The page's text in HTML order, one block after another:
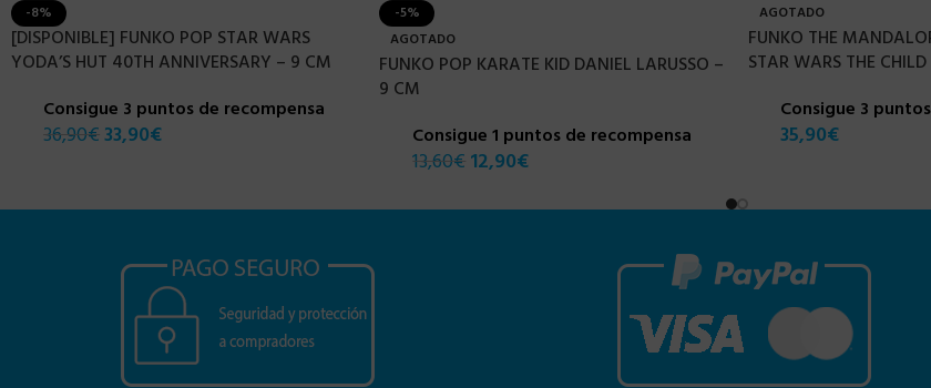
-8%
[DISPONIBLE] FUNKO POP STAR WARS
YODA’S HUT 40TH ANNIVERSARY – 9 CM
Consigue 3 puntos de recompensa
36,90€33,90€
-5%
AGOTADO
FUNKO POP KARATE KID DANIEL LARUSSO –
9 CM
Consigue 1 puntos de recompensa
13,60€ 12,90€
AGOTADO
FUNKO THE
STAR WARS THE
Consigue 3
35,90€